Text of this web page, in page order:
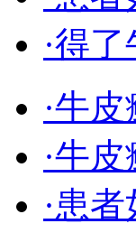
·得
·牛
·牛
·患